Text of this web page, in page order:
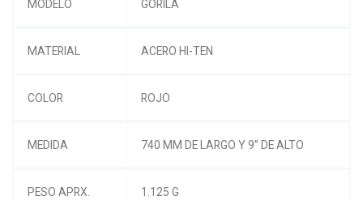
MODELO GORILA
MATERIAL ACERO HI-TEN
COLOR ROJO
MEDIDA 740 MM DE LARGO Y 9” DE ALTO
PESO APRX. 1.125 G